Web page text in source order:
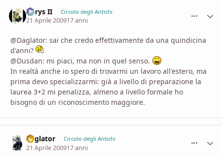
Aerys II Circolo degli Antichi
21 Aprile 200917 anni
@Daglator: sai che credo effettivamente da una quindicina
d'anni?
@Dusdan: mi piaci, ma non in quel senso.
In realtà anche io spero di trovarmi un lavoro all'estero, ma
prima devo specializzarmi: già a livello di preparazione la
laurea 3+2 mi penalizza, almeno a livello formale ho
bisogno di un riconoscimento maggiore.
daglator Circolo degli Antichi
21 Aprile 200917 anni